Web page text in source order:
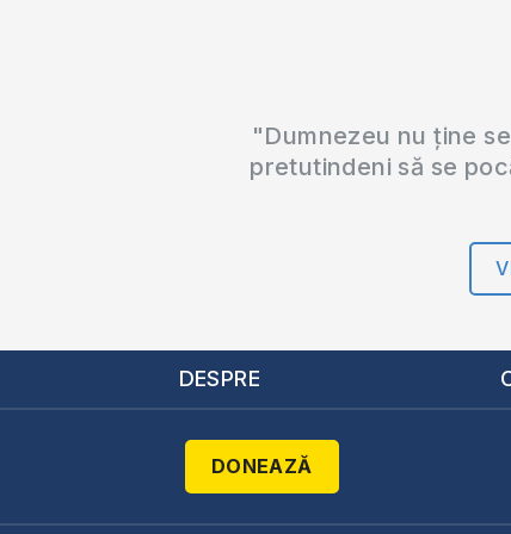
"Dumnezeu nu ține
pretutindeni să se
DESPRE
DONEAZĂ